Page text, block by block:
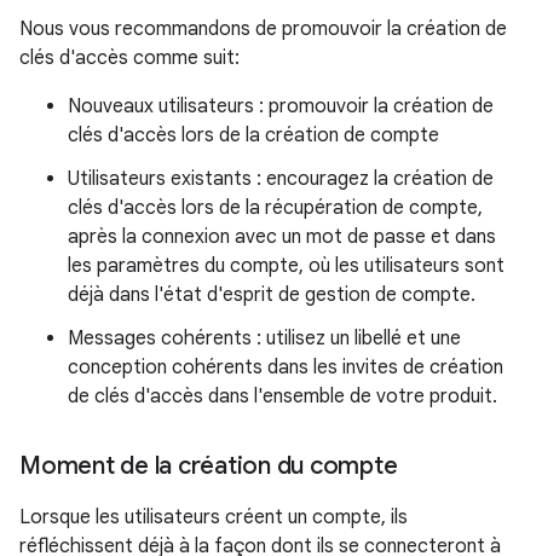
Nous vous recommandons de promouvoir la création de
clés d'accès comme suit:
Nouveaux utilisateurs : promouvoir la création de
clés d'accès lors de la création de compte
Utilisateurs existants : encouragez la création de
clés d'accès lors de la récupération de compte,
après la connexion avec un mot de passe et dans
les paramètres du compte, où les utilisateurs sont
déjà dans l'état d'esprit de gestion de compte.
Messages cohérents : utilisez un libellé et une
conception cohérents dans les invites de création
de clés d'accès dans l'ensemble de votre produit.
Moment de la création du compte
Lorsque les utilisateurs créent un compte, ils
réfléchissent déjà à la façon dont ils se connecteront à